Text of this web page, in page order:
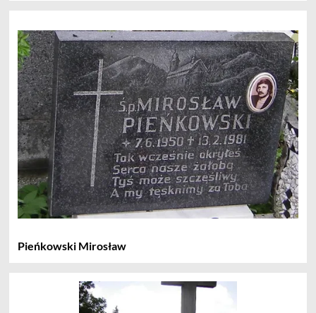
Pieńkowski Mirosław